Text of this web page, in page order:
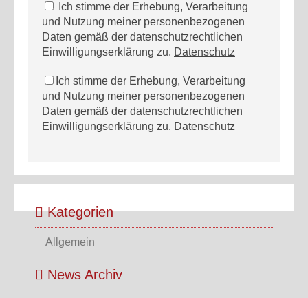
Ich stimme der Erhebung, Verarbeitung
und Nutzung meiner personenbezogenen
Daten gemäß der datenschutzrechtlichen
Einwilligungserklärung zu. Datenschutz
Ich stimme der Erhebung, Verarbeitung
und Nutzung meiner personenbezogenen
Daten gemäß der datenschutzrechtlichen
Einwilligungserklärung zu. Datenschutz
Kategorien
Allgemein
News Archiv